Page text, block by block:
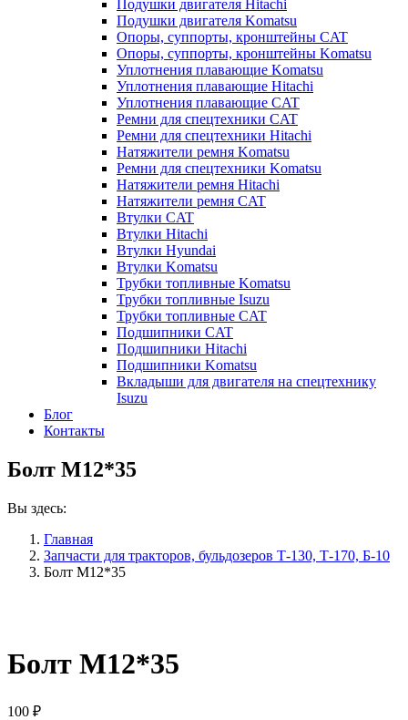
Подушки двигателя Hitachi
Подушки двигателя Komatsu
Опоры, суппорты, кронштейны CAT
Опоры, суппорты, кронштейны Komatsu
Уплотнения плавающие Komatsu
Уплотнения плавающие Hitachi
Уплотнения плавающие CAT
Ремни для спецтехники CAT
Ремни для спецтехники Hitachi
Натяжители ремня Komatsu
Ремни для спецтехники Komatsu
Натяжители ремня Hitachi
Натяжители ремня CAT
Втулки CAT
Втулки Hitachi
Втулки Hyundai
Втулки Komatsu
Трубки топливные Komatsu
Трубки топливные Isuzu
Трубки топливные CAT
Подшипники CAT
Подшипники Hitachi
Подшипники Komatsu
Вкладыши для двигателя на спецтехнику
Isuzu
Блог
Контакты
Болт М12*35
Вы здесь:
Главная
Запчасти для тракторов, бульдозеров Т-130, Т-170, Б-10
Болт М12*35
Болт М12*35
100 ₽